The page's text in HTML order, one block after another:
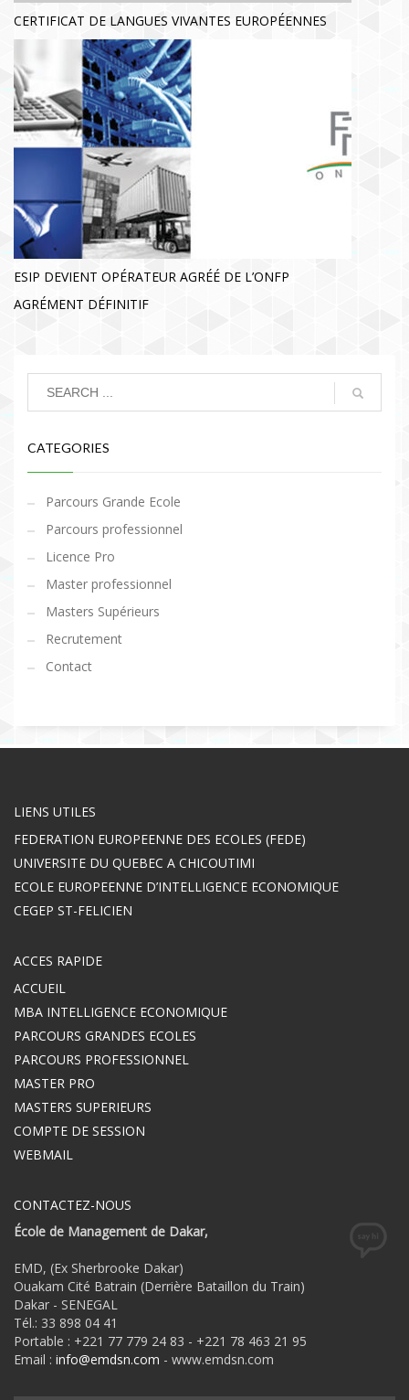
CERTIFICAT DE LANGUES VIVANTES EUROPÉENNES
ESIP DEVIENT OPÉRATEUR AGRÉÉ DE L’ONFP
AGRÉMENT DÉFINITIF
CATEGORIES
Parcours Grande Ecole
Parcours professionnel
Licence Pro
Master professionnel
Masters Supérieurs
Recrutement
Contact
LIENS UTILES
FEDERATION EUROPEENNE DES ECOLES (FEDE)
UNIVERSITE DU QUEBEC A CHICOUTIMI
ECOLE EUROPEENNE D’INTELLIGENCE ECONOMIQUE
CEGEP ST-FELICIEN
ACCES RAPIDE
ACCUEIL
MBA INTELLIGENCE ECONOMIQUE
PARCOURS GRANDES ECOLES
PARCOURS PROFESSIONNEL
MASTER PRO
MASTERS SUPERIEURS
COMPTE DE SESSION
WEBMAIL
CONTACTEZ-NOUS
École de Management de Dakar,
EMD, (Ex Sherbrooke Dakar)
Ouakam Cité Batrain (Derrière Bataillon du Train)
Dakar - SENEGAL
Tél.: 33 898 04 41
Portable : +221 77 779 24 83 - +221 78 463 21 95
Email : info@emdsn.com - www.emdsn.com